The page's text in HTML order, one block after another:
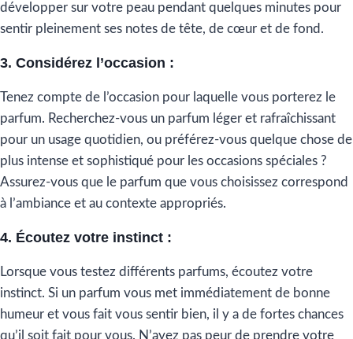
développer sur votre peau pendant quelques minutes pour
sentir pleinement ses notes de tête, de cœur et de fond.
3. Considérez l’occasion :
Tenez compte de l’occasion pour laquelle vous porterez le
parfum. Recherchez-vous un parfum léger et rafraîchissant
pour un usage quotidien, ou préférez-vous quelque chose de
plus intense et sophistiqué pour les occasions spéciales ?
Assurez-vous que le parfum que vous choisissez correspond
à l’ambiance et au contexte appropriés.
4. Écoutez votre instinct :
Lorsque vous testez différents parfums, écoutez votre
instinct. Si un parfum vous met immédiatement de bonne
humeur et vous fait vous sentir bien, il y a de fortes chances
qu’il soit fait pour vous. N’ayez pas peur de prendre votre